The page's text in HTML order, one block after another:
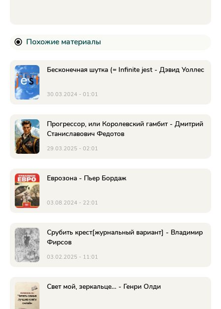
Похожие материалы
Бесконечная шутка (= Infinite jest - Дэвид Уоллес
30.03.2024 - 01:01
Прогрессор, или Королевский гамбит - Дмитрий
Станиславович Федотов
29.03.2025 - 02:01
Еврозона - Пьер Бордаж
03.08.2024 - 22:01
Срубить крест[журнальный вариант] - Владимир
Фирсов
03.02.2025 - 11:01
Свет мой, зеркальце… - Генри Олди